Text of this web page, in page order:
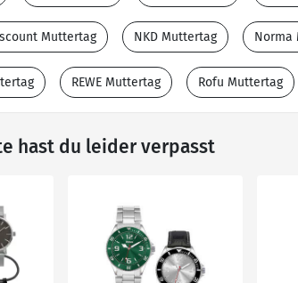
Muttertag NKD Muttertag Norma
REWE Muttertag Rofu Muttertag
hast du leider verpasst